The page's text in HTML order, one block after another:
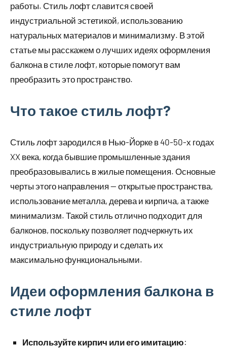
работы. Стиль лофт славится своей
индустриальной эстетикой, использованию
натуральных материалов и минимализму. В этой
статье мы расскажем о лучших идеях оформления
балкона в стиле лофт, которые помогут вам
преобразить это пространство.
Что такое стиль лофт?
Стиль лофт зародился в Нью-Йорке в 40-50-х годах
XX века, когда бывшие промышленные здания
преобразовывались в жилые помещения. Основные
черты этого направления — открытые пространства,
использование металла, дерева и кирпича, а также
минимализм. Такой стиль отлично подходит для
балконов, поскольку позволяет подчеркнуть их
индустриальную природу и сделать их
максимально функциональными.
Идеи оформления балкона в
стиле лофт
Используйте кирпич или его имитацию: